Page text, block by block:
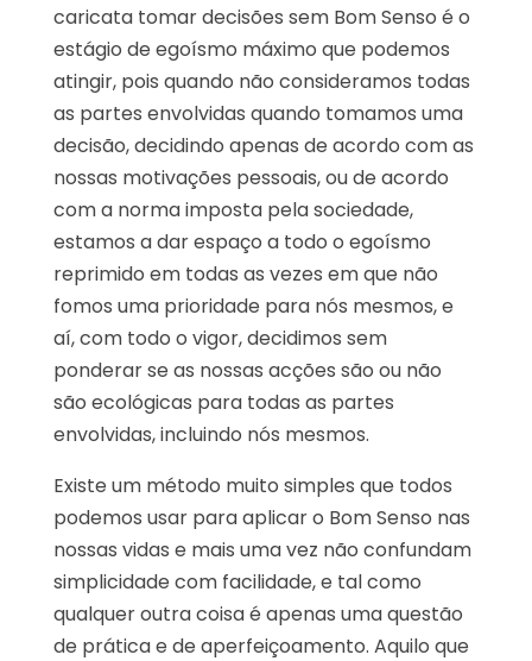
caricata tomar decisões sem Bom Senso é o
estágio de egoísmo máximo que podemos
atingir, pois quando não consideramos todas
as partes envolvidas quando tomamos uma
decisão, decidindo apenas de acordo com as
nossas motivações pessoais, ou de acordo
com a norma imposta pela sociedade,
estamos a dar espaço a todo o egoísmo
reprimido em todas as vezes em que não
fomos uma prioridade para nós mesmos, e
aí, com todo o vigor, decidimos sem
ponderar se as nossas acções são ou não
são ecológicas para todas as partes
envolvidas, incluindo nós mesmos.
Existe um método muito simples que todos
podemos usar para aplicar o Bom Senso nas
nossas vidas e mais uma vez não confundam
simplicidade com facilidade, e tal como
qualquer outra coisa é apenas uma questão
de prática e de aperfeiçoamento. Aquilo que